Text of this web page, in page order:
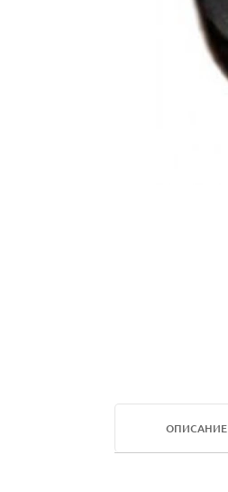
ОПИСАНИЕ